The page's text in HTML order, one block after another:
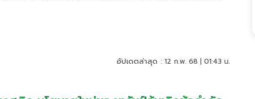
อัปเดตล่าสุด : 12 ก.พ. 68 | 01:43 น.